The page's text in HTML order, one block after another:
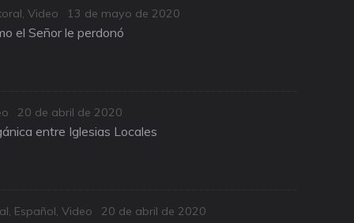
, Video
Posted
on
13 de mayo de 2020
el Señor le perdonó
Posted
on
20 de abril de 2020
entre Iglesias Locales
, Español, Video
Posted
20 de abril de 2020